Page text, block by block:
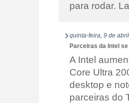
para rodar.
quinta-feira, 9 de
Parceiras da Intel
A Intel
Core Ultra
desktop e
parceiras do